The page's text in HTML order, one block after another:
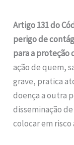
Artigo 131 do
perigo de
para a proteção
ação de quem,
grave, pratica
doença a outra
disseminação
colocar em risco